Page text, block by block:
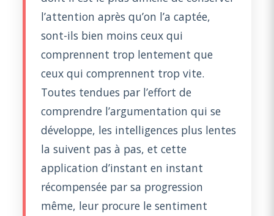
l’attention après qu’on l’a captée,
sont-ils bien moins ceux qui
comprennent trop lentement que
ceux qui comprennent trop vite.
Toutes tendues par l’effort de
comprendre l’argumentation qui se
développe, les intelligences plus lentes
la suivent pas à pas, et cette
application d’instant en instant
récompensée par sa progression
même, leur procure le sentiment